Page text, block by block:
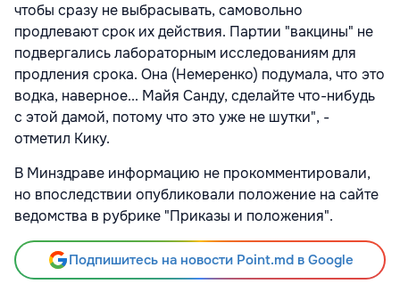
чтобы сразу не выбрасывать, самовольно
продлевают срок их действия. Партии "вакцины" не
подвергались лабораторным исследованиям для
продления срока. Она (Немеренко) подумала, что это
водка, наверное... Майя Санду, сделайте что-нибудь
с этой дамой, потому что это уже не шутки", -
отметил Кику.
В Минздраве информацию не прокомментировали,
но впоследствии опубликовали положение на сайте
ведомства в рубрике "Приказы и положения".
Подпишитесь на новости Point.md в Google